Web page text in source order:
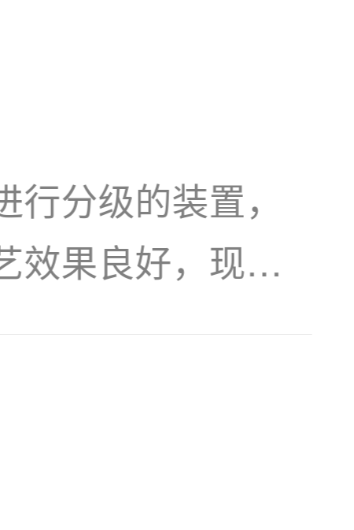
分级的装置，
效果良好，现已
作业。将水力旋
力旋流器，可
级效率高、浓